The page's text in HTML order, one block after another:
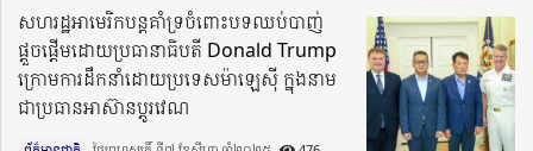
សហរដ្ឋអាមេរិកបន្តគាំទ្រចំពោះបទឈប់បាញ់
ផ្តួចផ្តើមដោយប្រធានាធិបតី Donald Trump
ក្រោមការដឹកនាំដោយប្រទេសម៉ាឡេស៊ី ក្នុងនាម
ជាប្រធានអាស៊ានប្តូរវេណ